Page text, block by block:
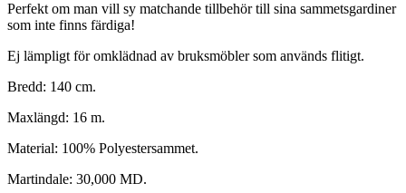
Perfekt om man vill sy matchande tillbehör till sina sammetsgardiner
som inte finns färdiga!
Ej lämpligt för omklädnad av bruksmöbler som används flitigt.
Bredd: 140 cm.
Maxlängd: 16 m.
Material: 100% Polyestersammet.
Martindale: 30,000 MD.